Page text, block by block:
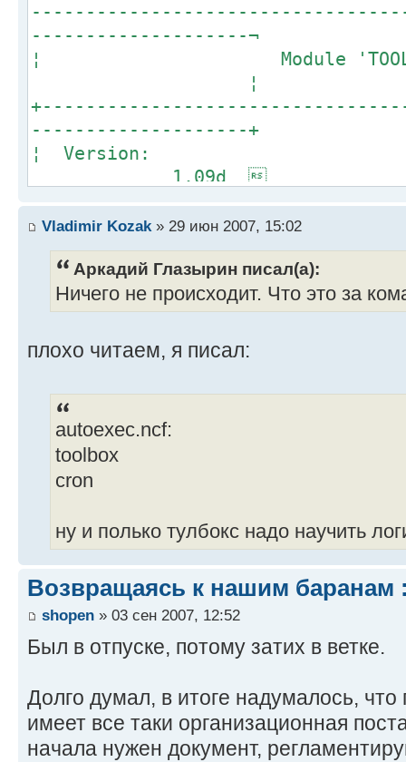
--------------------¬
¦ Module
¦
--------------------+
¦
1.09d
¦
20/08/1998 -
¦ Address
OS -
¦ Bytes of memory
76 967 -
-
¦ Allocated
57 344 100% -
¦ Bytes
27 496 48% -
¦ Bytes
¦ Bytes used
7 864 14% -
-
¦ Total
307 -
23 -
¦ Nodes
284 -
Vladimir Kozak » 29 июн 2007, 15:02
Аркадий Глазырин писал(а):
Ничего не происходит. Что это за
плохо читаем, я писал:
autoexec.ncf:
toolbox
cron
ну и полько тулбокс надо научить
Возвращаясь к нашим баранам
shopen » 03 сен 2007, 12:52
Был в отпуске, потому затих в ветке.
Долго думал, в итоге надумалось,
имеет все таки организационная
начала нужен документ,